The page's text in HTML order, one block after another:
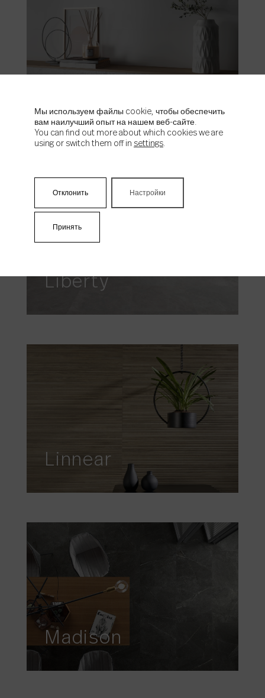
Liberty
Linnear
Madison
Мы используем файлы cookie, чтобы обеспечить
вам наилучший опыт на нашем веб-сайте.
You can find out more about which cookies we are
using or switch them off in settings.
Принять
Отклонить Настройки